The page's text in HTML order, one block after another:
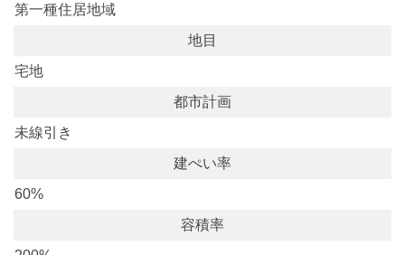
第一種住居地域
地目
宅地
都市計画
未線引き
建ぺい率
60%
容積率